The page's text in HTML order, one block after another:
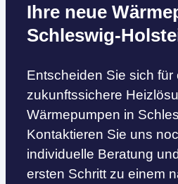
Ihre neue
Schleswig-
Entscheiden Sie sich für
zukunftssichere
Wärmepumpen in
Kontaktieren Sie uns
individuelle Beratung
ersten Schritt zu einem